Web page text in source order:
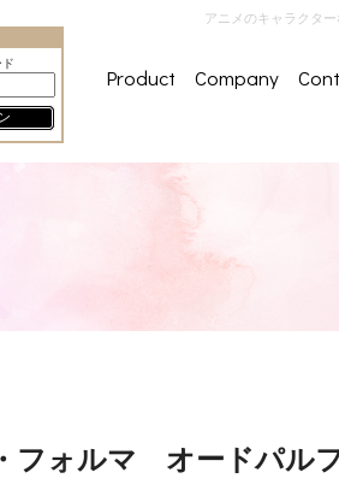
アニメのキャラクタ
Product Company
フォルマ オードパル